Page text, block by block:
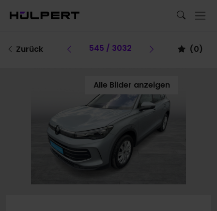
Zurück Vorheriges Fahrzeug
545 / 3032 Vorheriges
(0)
Alle Bilder anzeigen